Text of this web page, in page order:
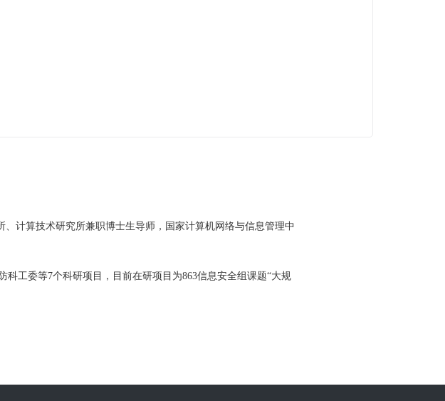
计算技术研究所兼职博士生导师，国家计算机网络与信息管理中
工委等7个科研项目，目前在研项目为863信息安全组课题“大规